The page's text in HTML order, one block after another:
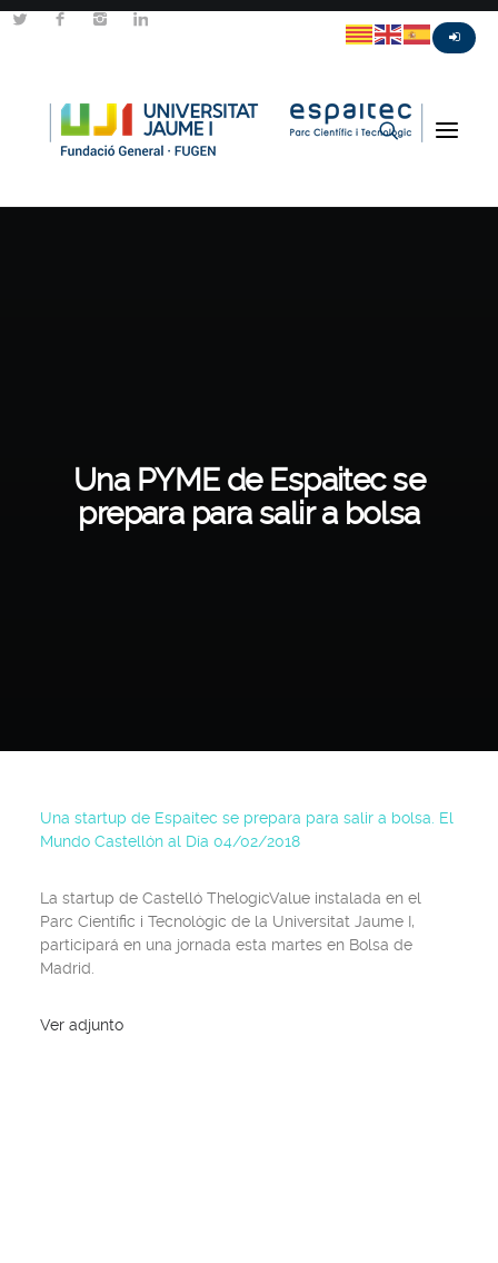
Una PYME de Espaitec se
prepara para salir a bolsa
Una startup de Espaitec se prepara para salir a bolsa. El
Mundo Castellón al Día 04/02/2018
La startup de Castelló ThelogicValue instalada en el
Parc Científic i Tecnològic de la Universitat Jaume I,
participará en una jornada esta martes en Bolsa de
Madrid.
Ver adjunto